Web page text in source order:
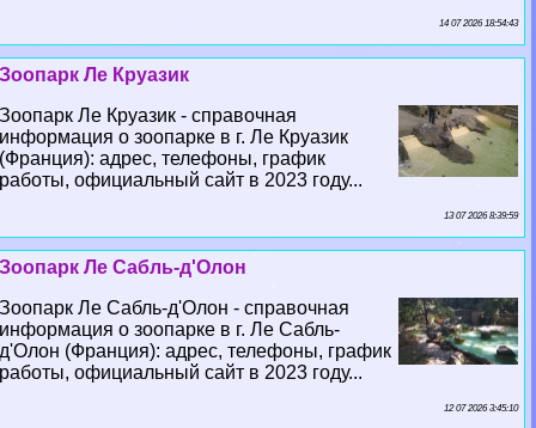
14 07 2026 18:54:43
Зоопарк Ле Круазик
Зоопарк Ле Круазик - справочная
информация о зоопарке в г. Ле Круазик
(Франция): адрес, телефоны, график
работы, официальный сайт в 2023 году...
13 07 2026 8:39:59
Зоопарк Ле Сабль-д'Олон
Зоопарк Ле Сабль-д'Олон - справочная
информация о зоопарке в г. Ле Сабль-
д'Олон (Франция): адрес, телефоны, график
работы, официальный сайт в 2023 году...
12 07 2026 3:45:10